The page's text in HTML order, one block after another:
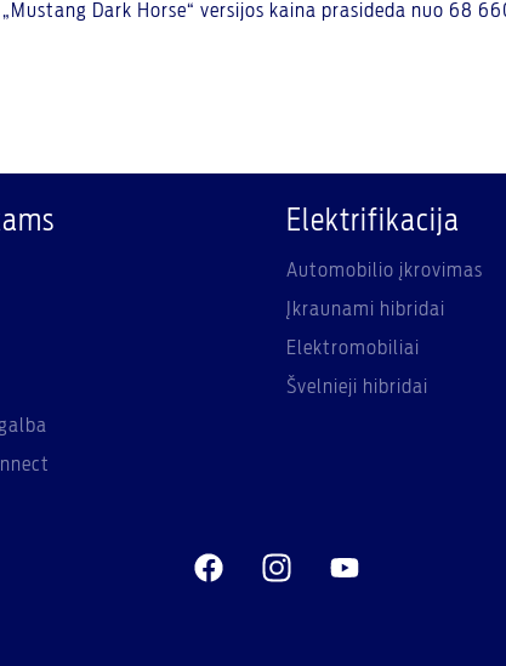
Dark Horse“ versijos kaina prasideda nuo 68
Elektrifikacija
Automobilio įkrovimas
Įkraunami hibridai
Elektromobiliai
Švelnieji hibridai